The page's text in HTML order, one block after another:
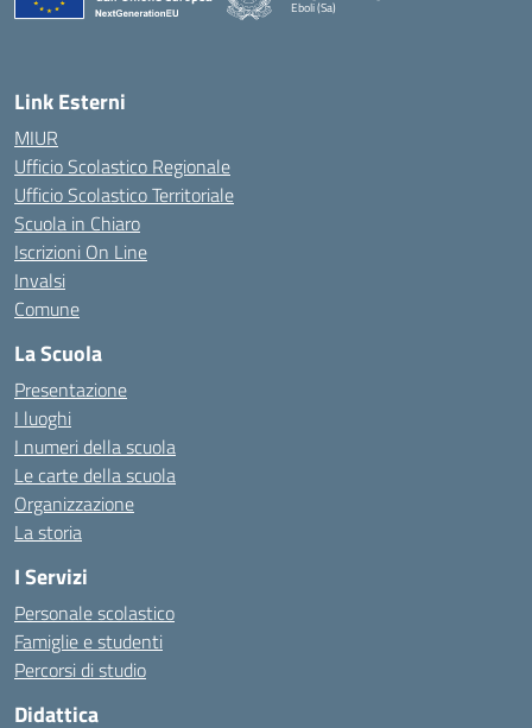
Eboli (Sa)
Link Esterni
MIUR
Ufficio Scolastico Regionale
Ufficio Scolastico Territoriale
Scuola in Chiaro
Iscrizioni On Line
Invalsi
Comune
La Scuola
Presentazione
I luoghi
I numeri della scuola
Le carte della scuola
Organizzazione
La storia
I Servizi
Personale scolastico
Famiglie e studenti
Percorsi di studio
Didattica